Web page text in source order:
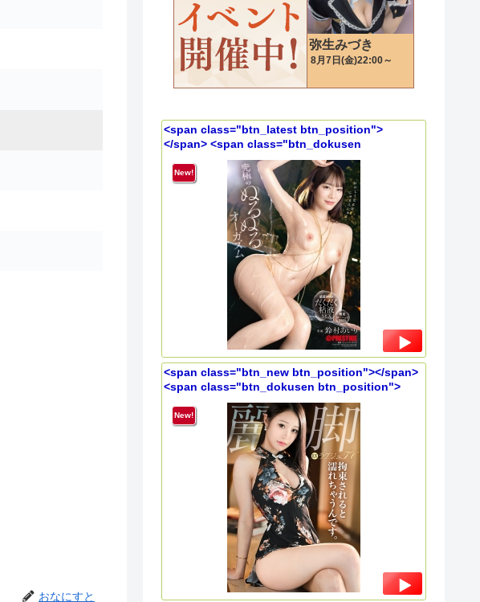
おなにすと
<span class="btn_latest btn_position">
</span> <span class="btn_dokusen
btn_position"></span> 究極のぬるぬるオーガズ
ム 鈴村あいり
New!
<span class="btn_new btn_position"></span>
<span class="btn_dokusen btn_position">
</span> 【拘束エロペット散歩】イジメられたい願
望のG乳美女が麗しい美脚を震わせ潮吹き絶頂！！
文句なしのイイ女がイキ乱れる本能のどMセック
ス！！！ ラグジュTV 1879
New!